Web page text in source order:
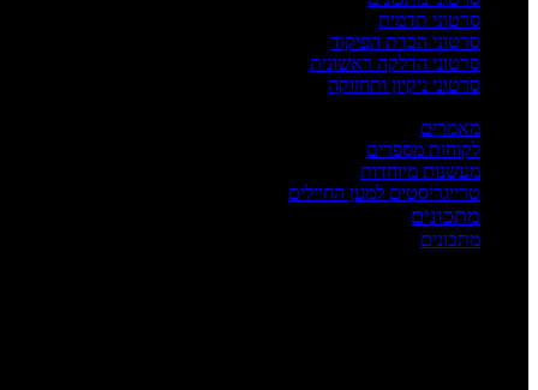
סרטוני תדמית
סרטוני הכרת הפיקוד
סרטוני הדלקה ראשונית
סרטוני ניקיון ותחזוקה
מאמרים
לקוחות מספרים
מעשנות מיוחדות
טרייגריסטים למען החיילים
מתכונים
מתכונים